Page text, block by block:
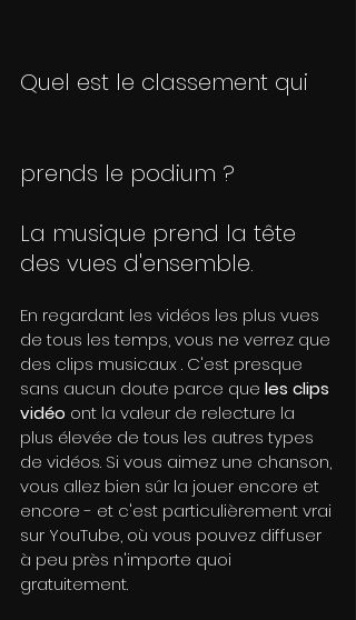
Quel est le classement qui
prends le podium ?
La musique prend la tête
des vues d'ensemble.
En regardant les vidéos les plus vues
de tous les temps, vous ne verrez que
des clips musicaux . C'est presque
sans aucun doute parce que les clips
vidéo ont la valeur de relecture la
plus élevée de tous les autres types
de vidéos. Si vous aimez une chanson,
vous allez bien sûr la jouer encore et
encore - et c'est particulièrement vrai
sur YouTube, où vous pouvez diffuser
à peu près n'importe quoi
gratuitement.